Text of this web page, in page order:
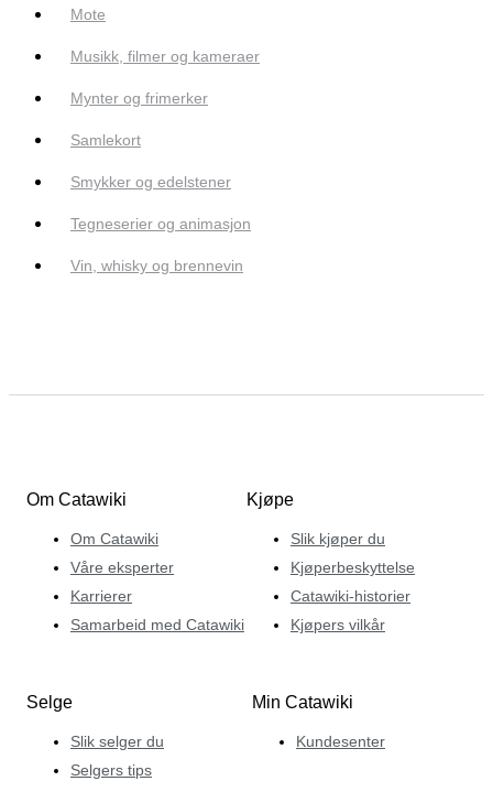
Mote
Musikk, filmer og kameraer
Mynter og frimerker
Samlekort
Smykker og edelstener
Tegneserier og animasjon
Vin, whisky og brennevin
Om Catawiki
Om Catawiki
Våre eksperter
Karrierer
Samarbeid med Catawiki
Kjøpe
Slik kjøper du
Kjøperbeskyttelse
Catawiki-historier
Kjøpers vilkår
Selge
Slik selger du
Selgers tips
Min Catawiki
Kundesenter